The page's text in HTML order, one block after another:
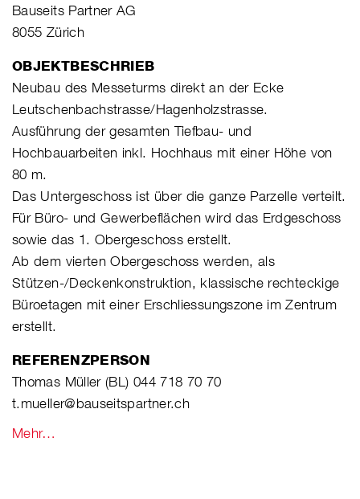
Bauseits Partner AG
8055 Zürich
OBJEKTBESCHRIEB
Neubau des Messeturms direkt an der Ecke
Leutschenbachstrasse/Hagenholzstrasse.
Ausführung der gesamten Tiefbau- und
Hochbauarbeiten inkl. Hochhaus mit einer Höhe von
80 m.
Das Untergeschoss ist über die ganze Parzelle verteilt.
Für Büro- und Gewerbeflächen wird das Erdgeschoss
sowie das 1. Obergeschoss erstellt.
Ab dem vierten Obergeschoss werden, als
Stützen-/Deckenkonstruktion, klassische rechteckige
Büroetagen mit einer Erschliessungszone im Zentrum
erstellt.
REFERENZPERSON
Thomas Müller (BL) 044 718 70 70
t.mueller@bauseitspartner.ch
Mehr…